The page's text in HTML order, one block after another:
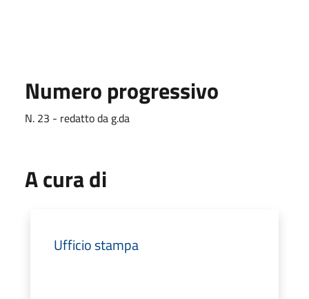
Numero progressivo
N. 23 - redatto da g.da
A cura di
Ufficio stampa